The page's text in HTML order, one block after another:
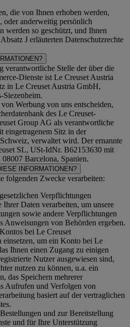
die von Ihnen erhoben werden,
oder anderweitig persönlich
werden so geschützt, und Ihnen
Absatz J erläuterten Datenschutzrechte
verantwortliche Stelle der über die
Dienste ist Le Creuset Austria
in Le Creuset Austria GmbH,
Siezenheim.
Werbung von uns entscheiden,
des Le Creuset-
Group AG als verantwortliche
eingetragenem Sitz in der
verwaltet wird. Der ernannte
SL, USt-IdNr. B62153630 mit
08007 Barcelona, Spanien.
INFORMATIONEN?
folgenden Zwecke verarbeiten:
Verpflichtungen
Daten verarbeiten, um unsere
sowie andere Verpflichtungen
Anweisungen von Behörden ergeben.
bei Le Creuset
einsetzen, um ein Konto bei Le
Ihnen einen Zugang zu einigen
Nutzer ausgewiesen sind,
nutzen zu können, u.a. ein
das Speichern mehrerer
Aufrufen und Verfolgen von
basiert auf der vertraglichen
und zur Bereitstellung
und für Ihre Unterstützung